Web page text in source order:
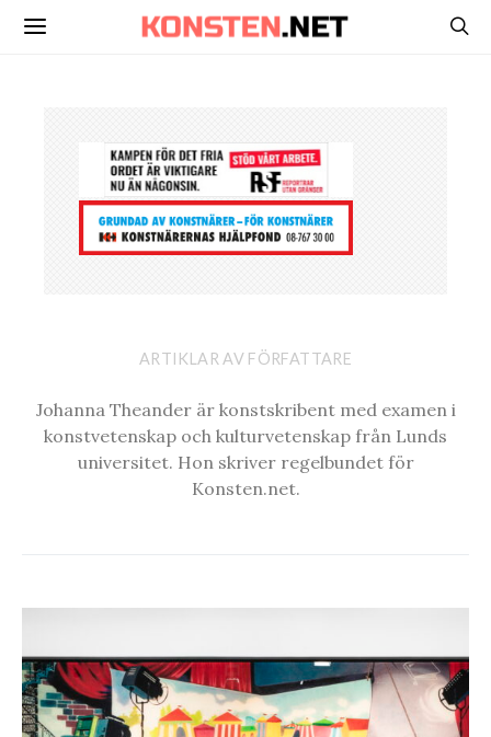
ARTIKLAR AV FÖRFATTARE
Johanna Theander är konstskribent med examen i
konstvetenskap och kulturvetenskap från Lunds
universitet. Hon skriver regelbundet för
Konsten.net.